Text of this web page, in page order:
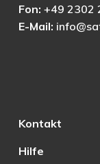
Fon: +49 2302
E-Mail:
Kontakt
Hilfe